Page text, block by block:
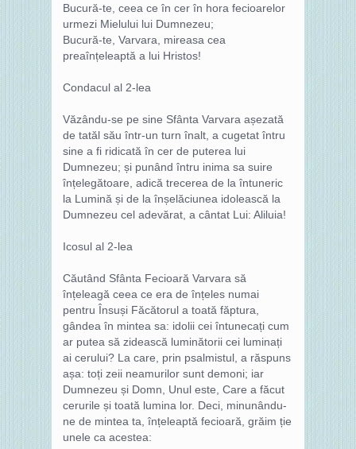
Bucură-te, ceea ce în cer în hora fecioarelor
urmezi Mielului lui Dumnezeu;
Bucură-te, Varvara, mireasa cea
preaînțeleaptă a lui Hristos!
Condacul al 2-lea
Văzându-se pe sine Sfânta Varvara așezată
de tatăl său într-un turn înalt, a cugetat întru
sine a fi ridicată în cer de puterea lui
Dumnezeu; și punând întru inima sa suire
înțelegătoare, adică trecerea de la întuneric
la Lumină și de la înșelăciunea idolească la
Dumnezeu cel adevărat, a cântat Lui: Aliluia!
Icosul al 2-lea
Căutând Sfânta Fecioară Varvara să
înțeleagă ceea ce era de înțeles numai
pentru Însuși Făcătorul a toată făptura,
gândea în mintea sa: idolii cei întunecați cum
ar putea să zidească luminătorii cei luminați
ai cerului? La care, prin psalmistul, a răspuns
așa: toți zeii neamurilor sunt demoni; iar
Dumnezeu și Domn, Unul este, Care a făcut
cerurile și toată lumina lor. Deci, minunându-
ne de mintea ta, înțeleaptă fecioară, grăim ție
unele ca acestea: